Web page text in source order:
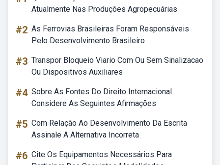
Atualmente Nas Produções Agropecuárias
#2 As Ferrovias Brasileiras Foram Responsáveis
Pelo Desenvolvimento Brasileiro
#3 Transpor Bloqueio Viario Com Ou Sem Sinalizacao
Ou Dispositivos Auxiliares
#4 Sobre As Fontes Do Direito Internacional
Considere As Seguintes Afirmações
#5 Com Relação Ao Desenvolvimento Da Escrita
Assinale A Alternativa Incorreta
#6 Cite Os Equipamentos Necessários Para